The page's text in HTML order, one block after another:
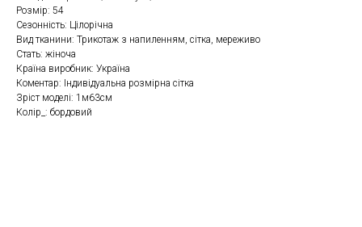
Розмір: 54
Сезонність: Цілорічна
Вид тканини: Трикотаж з напиленням, сітка, мереживо
Стать: жіноча
Країна виробник: Україна
Коментар: Індивідуальна розмірна сітка
Зріст моделі: 1м63см
Колір_: бордовий